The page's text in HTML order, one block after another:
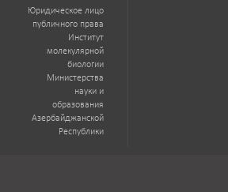
Юридическое лицо
публичного права
Институт
молекулярной
биологии
Министерства
науки и
образования
Азербайджанской
Республики